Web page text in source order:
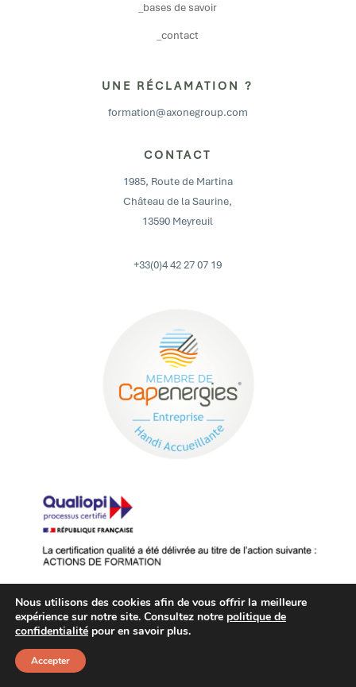
_bases de savoir
_contact
UNE RÉCLAMATION ?
formation@axonegroup.com
CONTACT
1985, Route de Martina
Château de la Saurine,
13590 Meyreuil
+33(0)4 42 27 07 19
© 2026 AXONE Institute –
Nous utilisons des cookies afin de vous offrir la meilleure
expérience sur notre site. Consultez notre politique de
confidentialité pour en savoir plus.
Accepter